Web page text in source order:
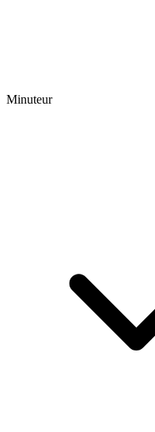
Minuteur